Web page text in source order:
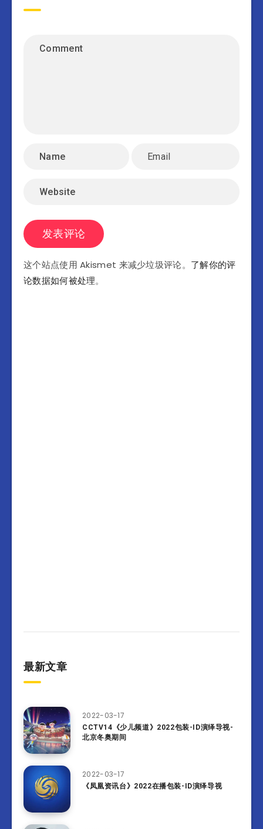
这个站点使用 Akismet 来减少垃圾评论。 了解你的评
论数据如何被处理。
最新文章
2022-03-17
CCTV14《少儿频道》2022包装-ID演绎导视-
北京冬奥期间
2022-03-17
《凤凰资讯台》2022在播包装-ID演绎导视